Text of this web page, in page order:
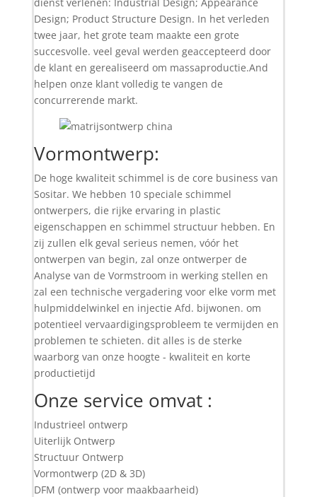
Design; Product Structure Design. In het verleden
twee jaar, het grote team maakte een grote
succesvolle. veel geval werden geaccepteerd door
de klant en gerealiseerd om massaproductie.And
helpen onze klant volledig te vangen de
concurrerende markt.
Vormontwerp:
De hoge kwaliteit schimmel is de core business van
Sositar. We hebben 10 speciale schimmel
ontwerpers, die rijke ervaring in plastic
eigenschappen en schimmel structuur hebben. En
zij zullen elk geval serieus nemen, vóór het
ontwerpen van begin, zal onze ontwerper de
Analyse van de Vormstroom in werking stellen en
zal een technische vergadering voor elke vorm met
hulpmiddelwinkel en injectie Afd. bijwonen. om
potentieel vervaardigingsprobleem te vermijden en
problemen te schieten. dit alles is de sterke
waarborg van onze hoogte - kwaliteit en korte
productietijd
Onze service omvat :
Industrieel ontwerp
Uiterlijk Ontwerp
Structuur Ontwerp
Vormontwerp (2D & 3D)
DFM (ontwerp voor maakbaarheid)